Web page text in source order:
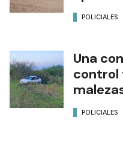
POLICIALES
Una
control
POLICIALES